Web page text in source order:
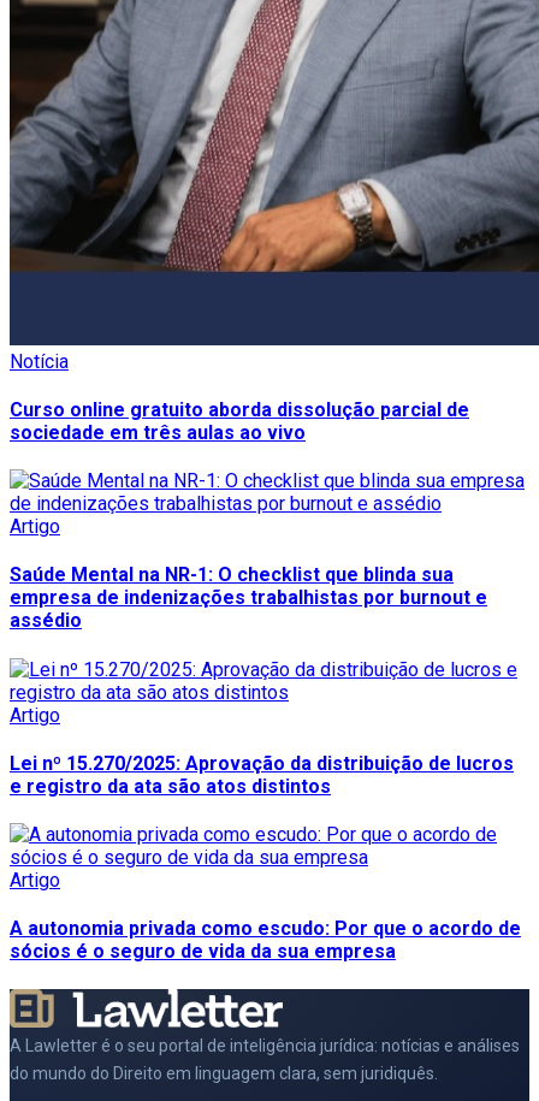
Notícia
Curso online gratuito aborda dissolução parcial de
sociedade em três aulas ao vivo
Artigo
Saúde Mental na NR-1: O checklist que blinda sua
empresa de indenizações trabalhistas por burnout e
assédio
Artigo
Lei nº 15.270/2025: Aprovação da distribuição de lucros
e registro da ata são atos distintos
Artigo
A autonomia privada como escudo: Por que o acordo de
sócios é o seguro de vida da sua empresa
A Lawletter é o seu portal de inteligência jurídica: notícias e análises
do mundo do Direito em linguagem clara, sem juridiquês.